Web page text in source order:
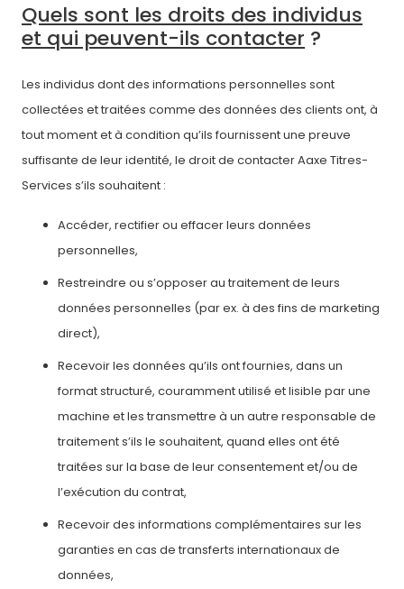
Quels sont les droits des individus
et qui peuvent-ils contacter ?
Les individus dont des informations personnelles sont
collectées et traitées comme des données des clients ont, à
tout moment et à condition qu’ils fournissent une preuve
suffisante de leur identité, le droit de contacter Aaxe Titres-
Services s’ils souhaitent :
Accéder, rectifier ou effacer leurs données
personnelles,
Restreindre ou s’opposer au traitement de leurs
données personnelles (par ex. à des fins de marketing
direct),
Recevoir les données qu’ils ont fournies, dans un
format structuré, couramment utilisé et lisible par une
machine et les transmettre à un autre responsable de
traitement s’ils le souhaitent, quand elles ont été
traitées sur la base de leur consentement et/ou de
l’exécution du contrat,
Recevoir des informations complémentaires sur les
garanties en cas de transferts internationaux de
données,